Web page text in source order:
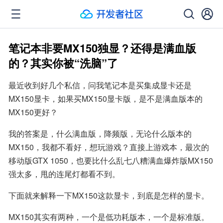
笔记本非要MX150独显？还得是满血版
的？其实你被“洗脑”了
最近收到好几个私信，问我笔记本是买集成显卡还是
MX150显卡，如果买MX150显卡版，是不是满血版本的
MX150更好？
我的答案是，什么满血版，降频版，无论什么版本的
MX150，我都不看好，想玩游戏？直接上游戏本，最次的
移动版GTX 1050，也要比什么乱七八糟满血爆炸版MX150
强太多，甩的连尾灯都看不到。
下面就来解释一下MX150这款显卡，到底是怎样的显卡。
MX150其实有两种，一个是低功耗版本，一个是标准版。